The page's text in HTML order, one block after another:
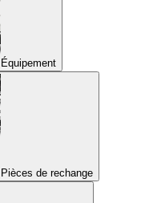
Équipement
Pièces de rechange